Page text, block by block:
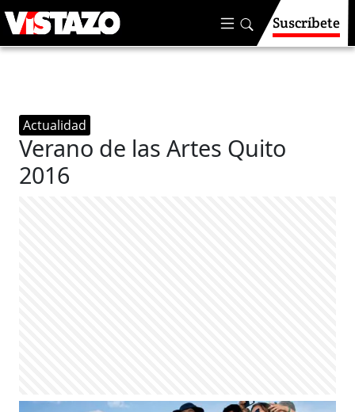
Suscríbete
Actualidad
Verano de las Artes Quito
2016